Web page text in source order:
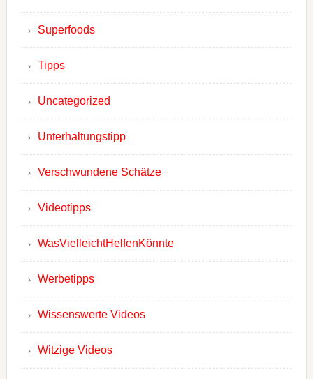
Superfoods
Tipps
Uncategorized
Unterhaltungstipp
Verschwundene Schätze
Videotipps
WasVielleichtHelfenKönnte
Werbetipps
Wissenswerte Videos
Witzige Videos